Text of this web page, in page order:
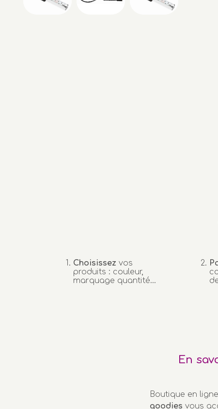
Choisissez vos
produits : couleur,
marquage quantité…
En
Boutique en
goodies vous